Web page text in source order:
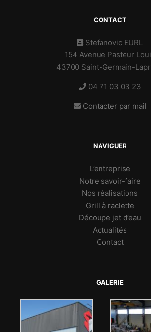
CONTACT
Stefanovic EURL
154 Avenue Pasteur
43700 Saint-Germain-
04 71 03 03 23
Contacter par mail
NAVIGUER
L’entreprise
Notre savoir-faire
Nos réalisations
Grill à raclette
Découpe jet d’eau
Actualités
Contact
GALERIE